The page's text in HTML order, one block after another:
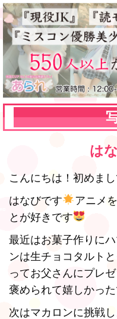
は
こんにちは！初めまし
はなびです
アニメ
とが好きです
最近はお菓子作りに
ンは生チョコタルト
ってお父さんにプレ
褒められて嬉しかっ
次はマカロンに挑戦